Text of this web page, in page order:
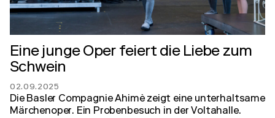
Eine junge Oper feiert die Liebe zum
Schwein
02.09.2025
Die Basler Compagnie Ahimè zeigt eine unterhaltsame
Märchenoper. Ein Probenbesuch in der Voltahalle.